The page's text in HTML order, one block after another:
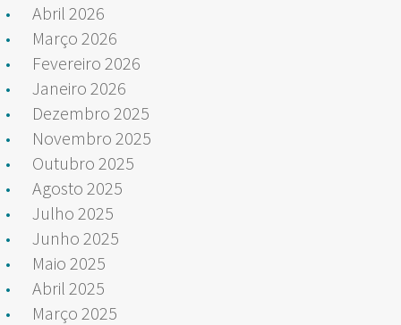
Abril 2026
Março 2026
Fevereiro 2026
Janeiro 2026
Dezembro 2025
Novembro 2025
Outubro 2025
Agosto 2025
Julho 2025
Junho 2025
Maio 2025
Abril 2025
Março 2025